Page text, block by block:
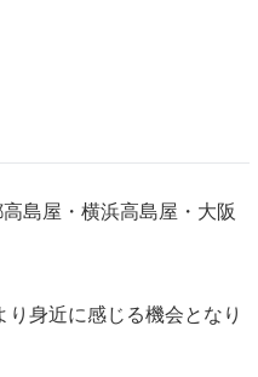
島屋・横浜高島屋・大阪
身近に感じる機会となり